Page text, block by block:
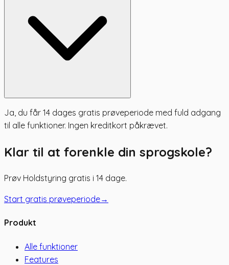
Ja, du får 14 dages gratis prøveperiode med fuld adgang
til alle funktioner. Ingen kreditkort påkrævet.
Klar til at forenkle din sprogskole?
Prøv Holdstyring gratis i 14 dage.
Start gratis prøveperiode→
Produkt
Alle funktioner
Features